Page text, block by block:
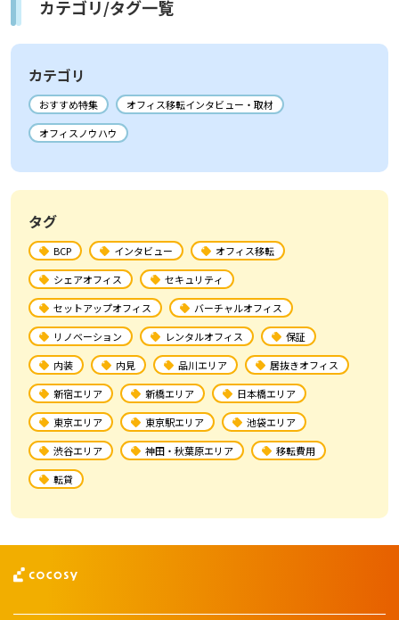
カテゴリ/タグ一覧
カテゴリ
おすすめ特集
オフィス移転インタビュー・取材
オフィスノウハウ
タグ
BCP インタビュー
オフィス移転
シェアオフィス
セキュリティ
セットアップオフィス
バーチャルオフィス
リノベーション
レンタルオフィス
保証
内装
内見 品川エリア
居抜きオフィス
新宿エリア
新橋エリア
日本橋エリア
東京エリア
東京駅エリア
池袋エリア
渋谷エリア
神田・秋葉原エリア
移転費用
転貸